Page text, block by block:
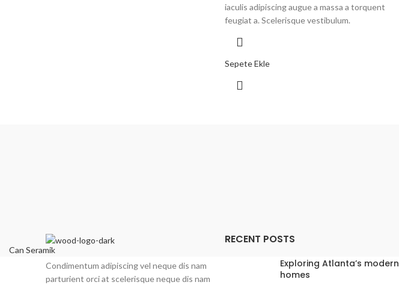
iaculis adipiscing augue a massa a torquent
feugiat a. Scelerisque vestibulum.
Sepete Ekle
Can Seramik
Condimentum adipiscing vel neque dis nam
parturient orci at scelerisque neque dis nam
RECENT POSTS
Exploring Atlanta’s modern
homes